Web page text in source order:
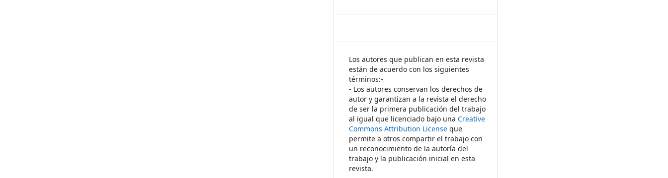
Los autores que publican en esta revista
están de acuerdo con los siguientes
términos:-
- Los autores conservan los derechos de
autor y garantizan a la revista el derecho
de ser la primera publicación del trabajo
al igual que licenciado bajo unaCreative
Commons Attribution License que
permite a otros compartir el trabajo con
un reconocimiento de la autoría del
trabajo y la publicación inicial en esta
revista.